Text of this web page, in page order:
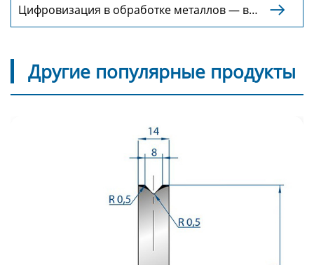
Цифровизация в обработке металлов — в
контексте

Другие популярные продукты